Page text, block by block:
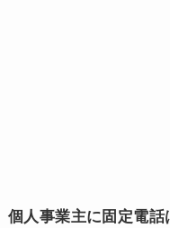
個人事業主に固定電話